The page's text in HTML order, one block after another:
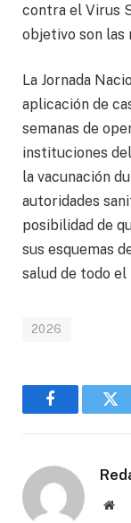
contra el Virus
objetivo son las
La Jornada
aplicación de
semanas de
instituciones
la vacunación
autoridades
posibilidad de
sus esquemas
salud de todo el
2026
Facebook
Sitio